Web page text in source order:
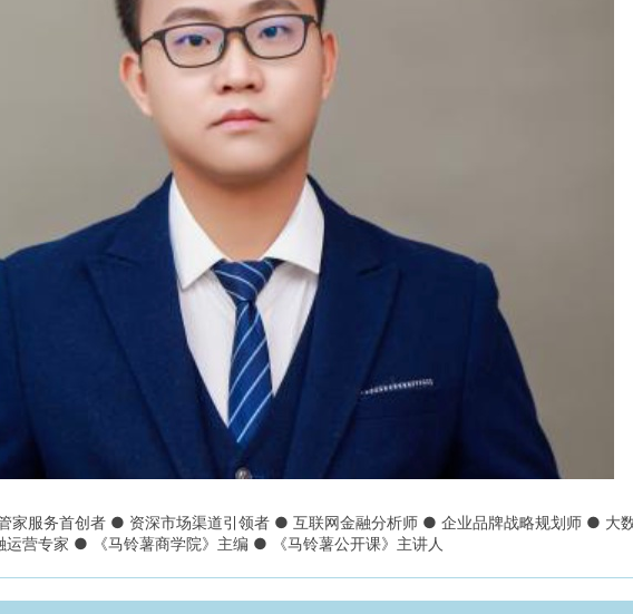
家服务首创者 ● 资深市场渠道引领者 ● 互联网金融分析师 ● 企业品牌战略规划师 ● 大
运营专家 ● 《马铃薯商学院》主编 ● 《马铃薯公开课》主讲人